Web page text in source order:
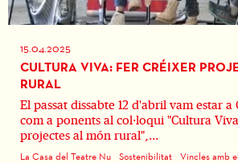
15.04.2025
CULTURA VIVA: FER CRÉIXER
RURAL
El passat dissabte 12 d'abril vam estar
com a ponents al col·loqui "Cultura
projectes al món rural",...
La Casa del Teatre Nu Sostenibilitat Vincles amb